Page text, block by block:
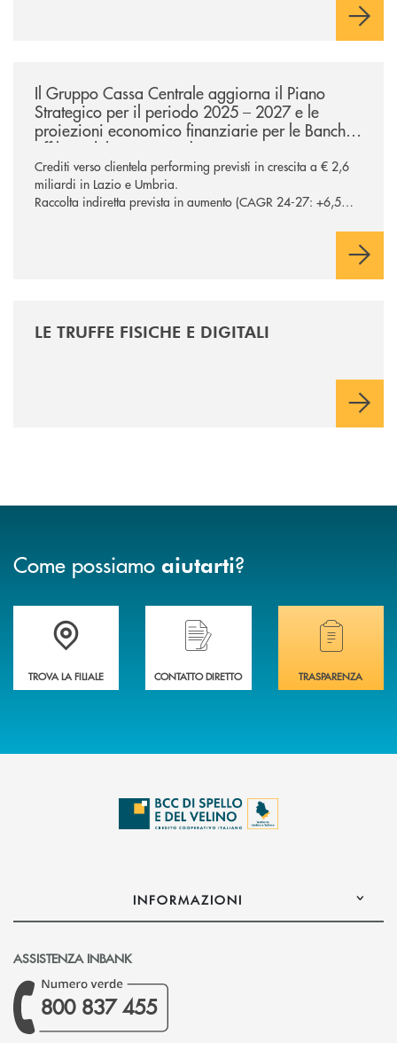
Il Gruppo Cassa Centrale aggiorna il Piano
Strategico per il periodo 2025 – 2027 e le
proiezioni economico finanziarie per le Banche
affiliate del Lazio e Umbria
Crediti verso clientela performing previsti in crescita a € 2,6
miliardi in Lazio e Umbria.
Raccolta indiretta prevista in aumento (CAGR 24-27: +6,5%
nel processo di diversificazione dei ricavi Potenziati a oltre €
LE TRUFFE FISICHE E DIGITALI
Come possiamo aiutarti?
Accedi all' elenco completo delle filiali della BCC di Spello e del Velino
TROVA LA FILIALE
Hai bisogno di assistenza immediata?
CONTATTO DIRETTO
Hai bisogno di
TRASPARENZA
INFORMAZIONI
ASSISTENZA INBANK
800 837 455